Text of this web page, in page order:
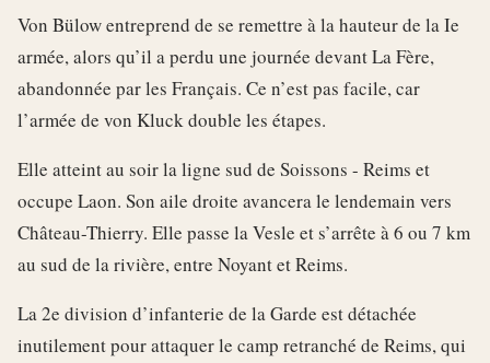
Von Bülow entreprend de se remettre à la hauteur de la Ie
armée, alors qu’il a perdu une journée devant La Fère,
abandonnée par les Français. Ce n’est pas facile, car
l’armée de von Kluck double les étapes.
Elle atteint au soir la ligne sud de Soissons - Reims et
occupe Laon. Son aile droite avancera le lendemain vers
Château-Thierry. Elle passe la Vesle et s’arrête à 6 ou 7 km
au sud de la rivière, entre Noyant et Reims.
La 2e division d’infanterie de la Garde est détachée
inutilement pour attaquer le camp retranché de Reims, qui